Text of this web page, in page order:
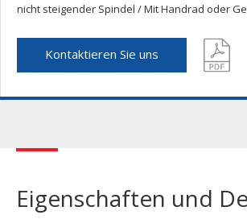
nicht steigender Spindel / Mit Handrad oder
Kontaktieren Sie uns
Eigenschaften und